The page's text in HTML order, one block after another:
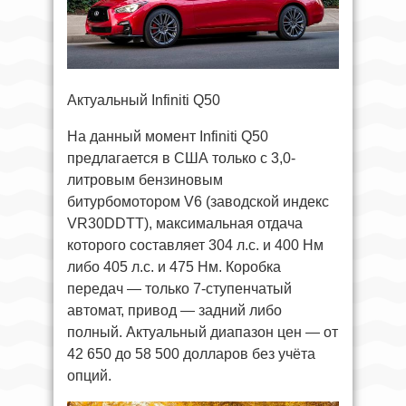
Актуальный Infiniti Q50
На данный момент Infiniti Q50
предлагается в США только с 3,0-
литровым бензиновым
битурбомотором V6 (заводской индекс
VR30DDTT), максимальная отдача
которого составляет 304 л.с. и 400 Нм
либо 405 л.с. и 475 Нм. Коробка
передач — только 7-ступенчатый
автомат, привод — задний либо
полный. Актуальный диапазон цен — от
42 650 до 58 500 долларов без учёта
опций.